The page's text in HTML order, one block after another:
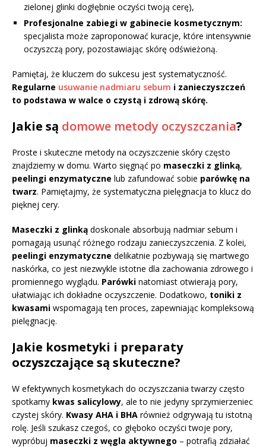
zielonej glinki dogłębnie oczyści twoją cerę),
Profesjonalne zabiegi w gabinecie kosmetycznym:
specjalista może zaproponować kuracje, które intensywnie
oczyszczą pory, pozostawiając skórę odświeżoną.
Pamiętaj, że kluczem do sukcesu jest systematyczność.
Regularne usuwanie nadmiaru sebum i zanieczyszczeń
to podstawa w walce o czystą i zdrową skórę.
Jakie są domowe metody oczyszczania?
Proste i skuteczne metody na oczyszczenie skóry często
znajdziemy w domu. Warto sięgnąć po maseczki z glinką,
peelingi enzymatyczne lub zafundować sobie parówkę na
twarz. Pamiętajmy, że systematyczna pielęgnacja to klucz do
pięknej cery.
Maseczki z glinką doskonale absorbują nadmiar sebum i
pomagają usunąć różnego rodzaju zanieczyszczenia. Z kolei,
peelingi enzymatyczne delikatnie pozbywają się martwego
naskórka, co jest niezwykle istotne dla zachowania zdrowego i
promiennego wyglądu. Parówki natomiast otwierają pory,
ułatwiając ich dokładne oczyszczenie. Dodatkowo, toniki z
kwasami wspomagają ten proces, zapewniając kompleksową
pielęgnację.
Jakie kosmetyki i preparaty
oczyszczające są skuteczne?
W efektywnych kosmetykach do oczyszczania twarzy często
spotkamy kwas salicylowy, ale to nie jedyny sprzymierzeniec
czystej skóry. Kwasy AHA i BHA również odgrywają tu istotną
rolę. Jeśli szukasz czegoś, co głęboko oczyści twoje pory,
wypróbuj maseczki z węgla aktywnego – potrafią zdziałać